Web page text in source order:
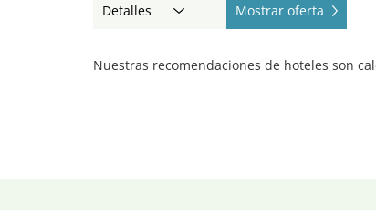
Detalles Mostrar oferta
Nuestras recomendaciones de hoteles son